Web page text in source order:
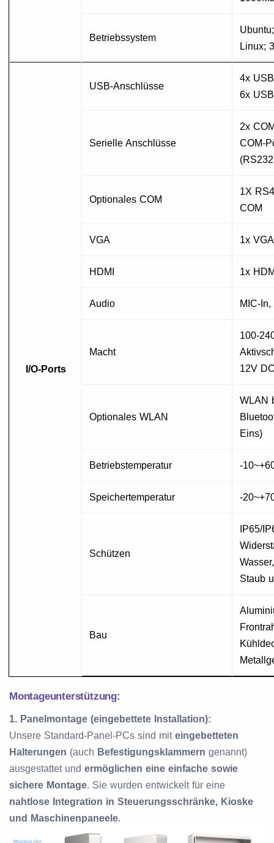
Betriebssystem
Linux;
I/O-Ports
USB-Anschlüsse
4x
6x
Serielle Anschlüsse
2x
COM-
Optionales COM
1X
COM
VGA 1x
HDMI 1x
Audio MIC-
Macht
100-
12V
Optionales WLAN
WLAN
Eins)
Betriebstemperatur -
Speichertemperatur -
Schützen
IP65/
Staub
Bau
Montageunterstützung:
1. Panelmontage (eingebettete Installation):
Unsere Standard-Panel-PCs sind mit eingebetteten
Halterungen (auch Befestigungsklammern genannt)
ausgestattet und ermöglichen eine einfache sowie
sichere Montage. Sie wurden entwickelt für eine
nahtlose Integration in Steuerungsschränke, Kioske
und Maschinenpaneele.